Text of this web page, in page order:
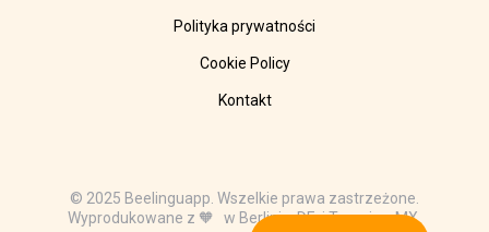
Polityka prywatności
Cookie Policy
Kontakt
© 2025 Beelinguapp. Wszelkie prawa zastrzeżone.
Wyprodukowane z 🧡 w Berlinie, DE, i Tampico, MX.